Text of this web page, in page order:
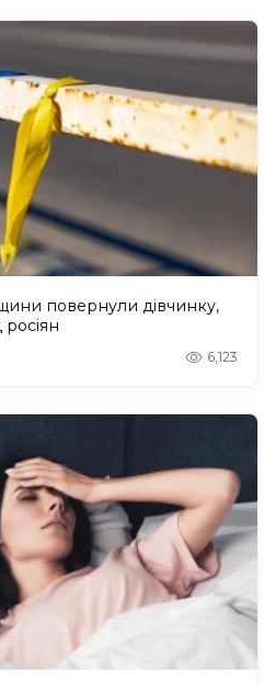
повернули дівчинку,
росіян
6,123